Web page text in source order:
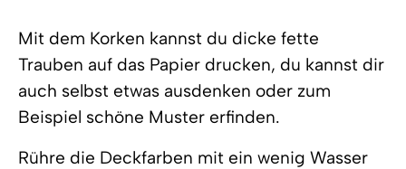
Mit dem Korken kannst du dicke fette
Trauben auf das Papier drucken, du kannst dir
auch selbst etwas ausdenken oder zum
Beispiel schöne Muster erfinden.
Rühre die Deckfarben mit ein wenig Wasser